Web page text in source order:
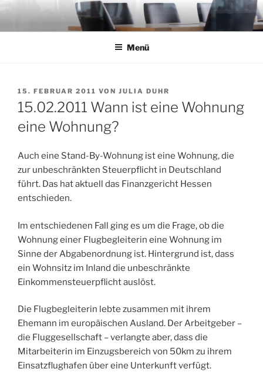
Zum
springen
Menü
VERÖFFENTLICHT
AM
15. FEBRUAR 2011 VON JULIA DUHR
15.02.2011 Wann ist eine Wohnung
eine Wohnung?
Auch eine Stand-By-Wohnung ist eine Wohnung, die
zur unbeschränkten Steuerpflicht in Deutschland
führt. Das hat aktuell das Finanzgericht Hessen
entschieden.
Im entschiedenen Fall ging es um die Frage, ob die
Wohnung einer Flugbegleiterin eine Wohnung im
Sinne der Abgabenordnung ist. Hintergrund ist, dass
ein Wohnsitz im Inland die unbeschränkte
Einkommensteuerpflicht auslöst.
Die Flugbegleiterin lebte zusammen mit ihrem
Ehemann im europäischen Ausland. Der Arbeitgeber –
die Fluggesellschaft – verlangte aber, dass die
Mitarbeiterin im Einzugsbereich von 50km zu ihrem
Einsatzflughafen über eine Unterkunft verfügt.